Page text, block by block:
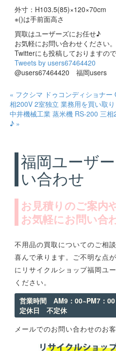
外寸：H103.5(85)×120×70cm
※()は手前面高さ
買取はユーザーズにお任せ♪
お気軽にお問い合わせください。
Twitterにも投稿しておりますの
Tweets by users67464420
@users67464420 福岡users
« フクシマ ドゥコンディショナ
相200V 2室独立 業務用を買い取
中井機械工業 蒸米機 RS-200 三
♪ »
福岡ユーザ
い合わせ
お見積りのご案内
お気軽にお問い合
不用品の買取についてのご相
喜んで承ります。ご不明な点
にリサイクルショップ福岡ユ
ください。
営業時間 AM9：00~PM7：00
定休日 不定休
メールでのお問い合わせのお